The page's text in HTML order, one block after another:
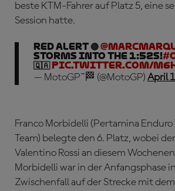
beste KTM-Fahrer auf Platz 5, eine
Session hatte.
Red alert 🔴
storms into the 1:52s!
🇶🇦pic.twitter.com/
— MotoGP™🏁 (@MotoGP) April
Franco Morbidelli (Pertamina Enduro
Team) belegte den 6. Platz, wobei
Valentino Rossi an diesem
Morbidelli war in der Anfangsphase
Zwischenfall auf der Strecke mit